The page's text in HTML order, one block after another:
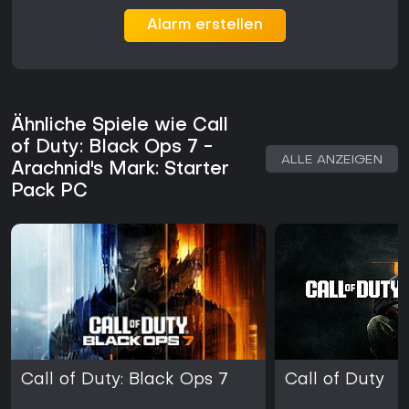
Alarm erstellen
Ähnliche Spiele wie Call
of Duty: Black Ops 7 -
Arachnid's Mark: Starter
Pack PC
ALLE ANZEIGEN
Call of Duty: Black Ops 7 Call of Duty